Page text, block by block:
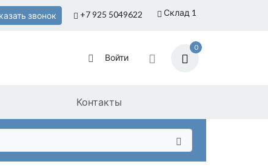
Склад 1
звонок +7 925 5049622
Войти
0
Контакты